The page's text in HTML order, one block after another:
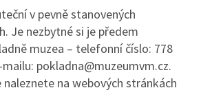
v pevně stanovených
Je nezbytné si je předem
muzea – telefonní číslo: 778
pokladna@muzeumvm.cz.
na webových stránkách